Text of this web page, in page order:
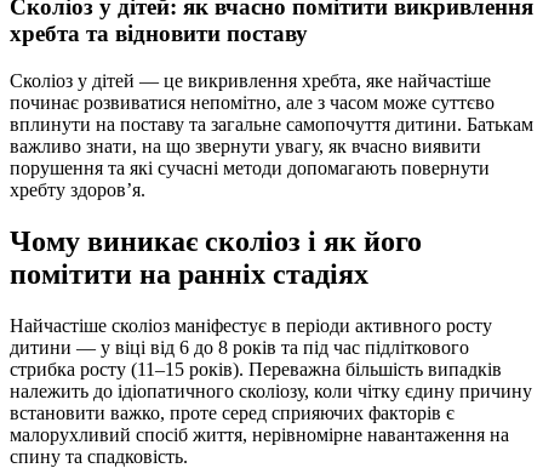
Сколіоз у дітей: як вчасно помітити викривлення
хребта та відновити поставу
Сколіоз у дітей — це викривлення хребта, яке найчастіше
починає розвиватися непомітно, але з часом може суттєво
вплинути на поставу та загальне самопочуття дитини. Батькам
важливо знати, на що звернути увагу, як вчасно виявити
порушення та які сучасні методи допомагають повернути
хребту здоров’я.
Чому виникає сколіоз і як його
помітити на ранніх стадіях
Найчастіше сколіоз маніфестує в періоди активного росту
дитини — у віці від 6 до 8 років та під час підліткового
стрибка росту (11–15 років). Переважна більшість випадків
належить до ідіопатичного сколіозу, коли чітку єдину причину
встановити важко, проте серед сприяючих факторів є
малорухливий спосіб життя, нерівномірне навантаження на
спину та спадковість.